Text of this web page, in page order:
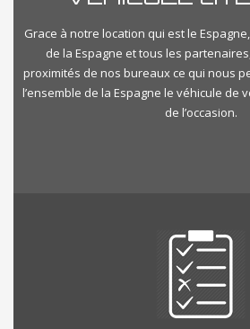
Grace à notre location qui est le
de la Espagne et tous les
proximités de nos bureaux ce qui nous
l’ensemble de la Espagne le véhicule de
de l’occasion.